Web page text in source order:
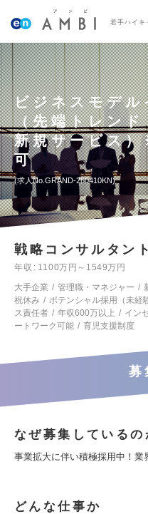
若手ハイキ
ビジネスモデ
（先端トレン
新規サービス
可
求人No.GRAND-260410KN
戦略コンサルタント
年収
1100万円～1549万円
大手企業
管理職・マネジャー
祝休み
ポテンシャル採用（未経
ス責任者
年収600万以上 イン
ートワーク可能
育児支援制度
募
なぜ募集しているの
事業拡大に伴い積極採用中！業
どんな仕事か